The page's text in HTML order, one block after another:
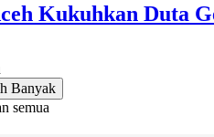
Kukuhkan Duta
Banyak
semua